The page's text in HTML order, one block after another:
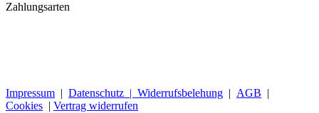
Zahlungsarten
Impressum | Datenschutz | Widerrufsbelehung | AGB |
Cookies | Vertrag widerrufen